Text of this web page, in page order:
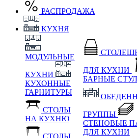
РАСПРОДАЖА
КУХНЯ
МОДУЛЬНЫЕ
КУХНИ
КУХОННЫЕ
ГАРНИТУРЫ
СТОЛЫ
НА КУХНЮ
ДЛЯ КУХНИ
БАРНЫЕ
ГРУППЫ
СТЕНОВЫЕ
ДЛЯ КУХНИ